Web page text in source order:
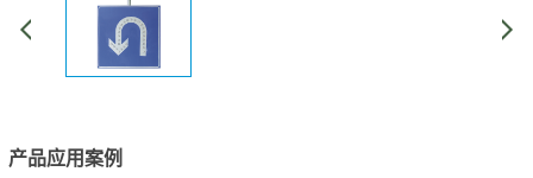
产品应用案例